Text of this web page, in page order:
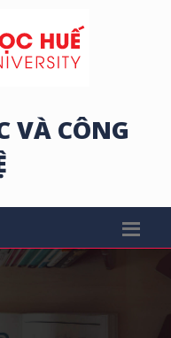
VÀ CÔNG